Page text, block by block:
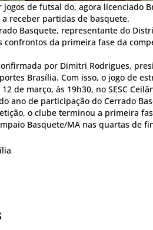
jogos de futsal do, agora licenciado
receber partidas de basquete.
Basquete, representante do
confrontos da primeira fase da
por Dimitri Rodrigues,
Brasília. Com isso, o jogo de
de março, às 19h30, no SESC
ano de participação do Cerrado
o clube terminou a primeira
Basquete/MA nas quartas de